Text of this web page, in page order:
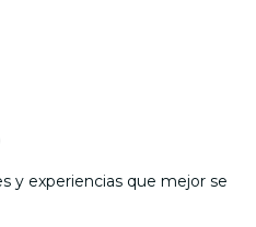
y experiencias que mejor se